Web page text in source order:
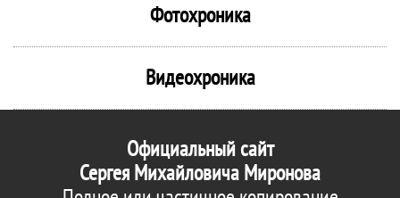
Фотохроника
Видеохроника
Официальный сайт
Сергея Михайловича Миронова